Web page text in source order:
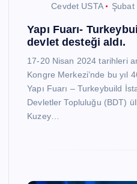
Cevdet USTA Şubat
Yapı Fuarı-
devlet desteği aldı.
17-20 Nisan 2024 tarihleri
Kongre Merkezi’nde bu yıl
Yapı Fuarı – Turkeybuild
Devletler Topluluğu (BDT)
Kuzey…